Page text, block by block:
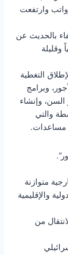
وارتفعت
بالحديث عن
وقليلة
التغطية
وبرامج
السن، وإنشاء
والتي
مساعدات.
متوازنة
والإقليمية
من